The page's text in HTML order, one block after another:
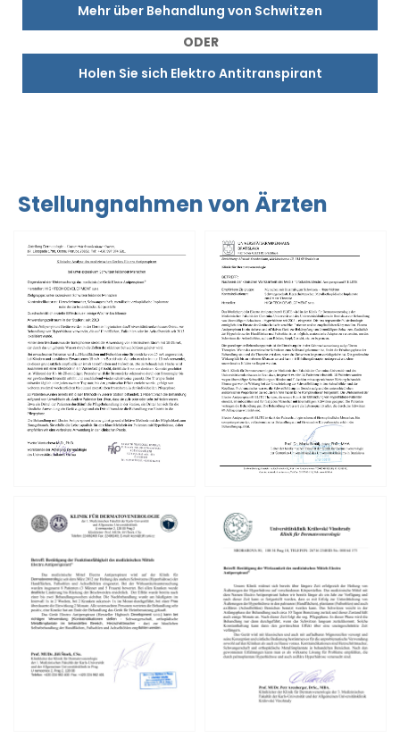
Mehr über Behandlung von Schwitzen
ODER
Holen Sie sich Elektro Antitranspirant
Stellungnahmen von Ärzten